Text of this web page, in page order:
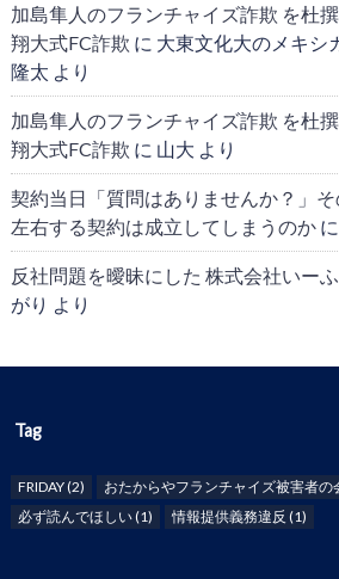
加島隼人のフランチャイズ詐欺 を杜
翔大式FC詐欺 に 大東文化大のメキシ
隆太 より
加島隼人のフランチャイズ詐欺 を杜
翔大式FC詐欺 に 山大 より
契約当日「質問はありませんか？」
左右する契約は成立してしまうのかに
反社問題を曖昧にした 株式会社いー
がり より
Tag
FRIDAY(2) おたからやフランチャイズ被害者の
必ず読んでほしい(1) 情報提供義務違反 (1)